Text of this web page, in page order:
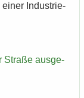
einer In­dus­trie­
Stra­ße aus­ge­